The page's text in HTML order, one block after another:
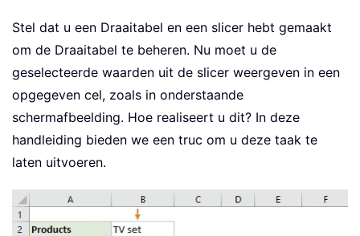
Stel dat u een Draaitabel en een slicer hebt gemaakt
om de Draaitabel te beheren. Nu moet u de
geselecteerde waarden uit de slicer weergeven in een
opgegeven cel, zoals in onderstaande
schermafbeelding. Hoe realiseert u dit? In deze
handleiding bieden we een truc om u deze taak te
laten uitvoeren.